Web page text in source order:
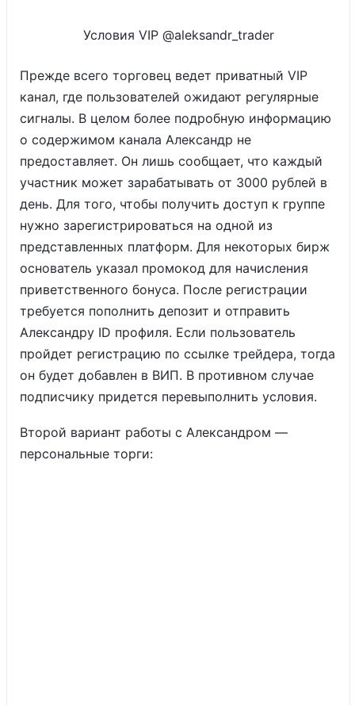
Условия VIP @aleksandr_trader
Прежде всего торговец ведет приватный VIP
канал, где пользователей ожидают регулярные
сигналы. В целом более подробную информацию
о содержимом канала Александр не
предоставляет. Он лишь сообщает, что каждый
участник может зарабатывать от 3000 рублей в
день. Для того, чтобы получить доступ к группе
нужно зарегистрироваться на одной из
представленных платформ. Для некоторых бирж
основатель указал промокод для начисления
приветственного бонуса. После регистрации
требуется пополнить депозит и отправить
Александру ID профиля. Если пользователь
пройдет регистрацию по ссылке трейдера, тогда
он будет добавлен в ВИП. В противном случае
подписчику придется перевыполнить условия.
Второй вариант работы с Александром —
персональные торги: